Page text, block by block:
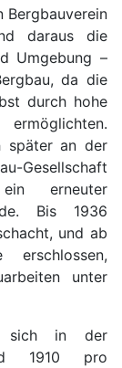
Bergbauverein
daraus die
Umgebung –
da die
durch hohe
später an der
erneuter
Bis 1936
und ab
unter
sich in der
1910 pro